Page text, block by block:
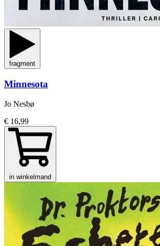
fragment
Minnesota
Jo Nesbø
€ 16,99
in winkelmand